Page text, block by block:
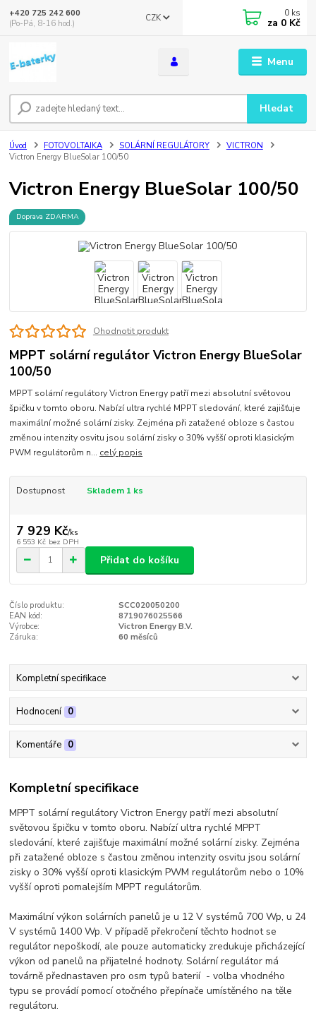
Menu
CZK
Hledat
+420 725 242 600
(Po-Pá, 8-16 hod.)
0 ks
za 0 Kč
Úvod FOTOVOLTAIKA SOLÁRNÍ REGULÁTORY
VICTRON
Victron Energy BlueSolar 100/50
Victron Energy BlueSolar 100/50
Doprava ZDARMA
Ohodnotit produkt
MPPT solární regulátor Victron Energy BlueSolar
100/50
MPPT solární regulátory Victron Energy patří mezi absolutní světovou
špičku v tomto oboru. Nabízí ultra rychlé MPPT sledování, které zajišťuje
maximální možné solární zisky. Zejména při zatažené obloze s častou
změnou intenzity osvitu jsou solární zisky o 30% vyšší oproti klasickým
PWM regulátorům n... celý popis
Dostupnost Skladem 1 ks
7 929 Kč/ks
6 553 Kč bez DPH
Přidat do košíku
Číslo produktu:
SCC020050200
EAN kód:
8719076025566
Výrobce:
Victron Energy B.V.
Záruka:
60 měsíců
Kompletní specifikace
Hodnocení 0
Komentáře 0
Kompletní specifikace
MPPT solární regulátory Victron Energy patří mezi absolutní
světovou špičku v tomto oboru. Nabízí ultra rychlé MPPT
sledování, které zajišťuje maximální možné solární zisky. Zejména
při zatažené obloze s častou změnou intenzity osvitu jsou solární
zisky o 30% vyšší oproti klasickým PWM regulátorům nebo o 10%
vyšší oproti pomalejším MPPT regulátorům.
Maximální výkon solárních panelů je u 12 V systémů 700 Wp, u 24
V systémů 1400 Wp. V případě překročení těchto hodnot se
regulátor nepoškodí, ale pouze automaticky zredukuje přicházející
výkon od panelů na přijatelné hodnoty. Solární regulátor má
továrně přednastaven pro osm typů baterií - volba vhodného
typu se provádí pomocí otočného přepínače umístěného na těle
regulátoru.